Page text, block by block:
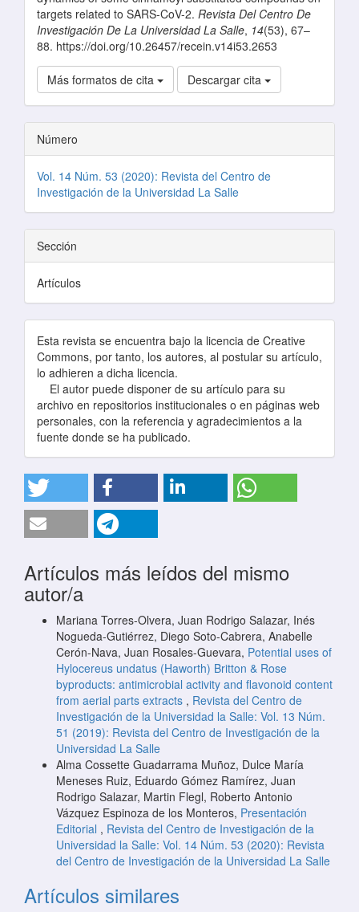
targets related to SARS-CoV-2. Revista Del Centro De
Investigación De La Universidad La Salle, 14(53), 67–
88. https://doi.org/10.26457/recein.v14i53.2653
Más formatos de cita Descargar cita
Número
Vol. 14 Núm. 53 (2020): Revista del Centro de
Investigación de la Universidad La Salle
Sección
Artículos
Esta revista se encuentra bajo la licencia de Creative
Commons, por tanto, los autores, al postular su artículo,
lo adhieren a dicha licencia.
El autor puede disponer de su artículo para su
archivo en repositorios institucionales o en páginas web
personales, con la referencia y agradecimientos a la
fuente donde se ha publicado.
Artículos más leídos del mismo
autor/a
Mariana Torres-Olvera, Juan Rodrigo Salazar, Inés
Nogueda-Gutiérrez, Diego Soto-Cabrera, Anabelle
Cerón-Nava, Juan Rosales-Guevara, Potential uses of
Hylocereus undatus (Haworth) Britton & Rose
byproducts: antimicrobial activity and flavonoid content
from aerial parts extracts , Revista del Centro de
Investigación de la Universidad la Salle: Vol. 13 Núm.
51 (2019): Revista del Centro de Investigación de la
Universidad La Salle
Alma Cossette Guadarrama Muñoz, Dulce María
Meneses Ruiz, Eduardo Gómez Ramírez, Juan
Rodrigo Salazar, Martin Flegl, Roberto Antonio
Vázquez Espinoza de los Monteros, Presentación
Editorial , Revista del Centro de Investigación de la
Universidad la Salle: Vol. 14 Núm. 53 (2020): Revista
del Centro de Investigación de la Universidad La Salle
Artículos similares